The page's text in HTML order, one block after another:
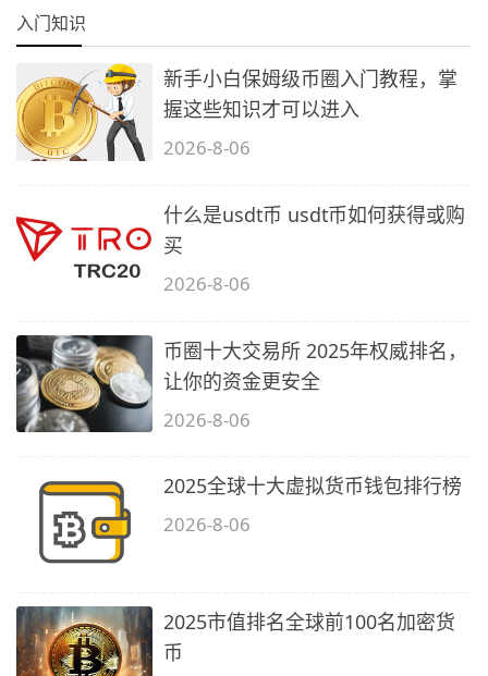
入门知识
新手小白保姆级币圈入门教程，掌
握这些知识才可以进入
2026-8-06
什么是usdt币 usdt币如何获得或购
买
2026-8-06
币圈十大交易所 2025年权威排名，
让你的资金更安全
2026-8-06
2025全球十大虚拟货币钱包排行榜
2026-8-06
2025市值排名全球前100名加密货
币